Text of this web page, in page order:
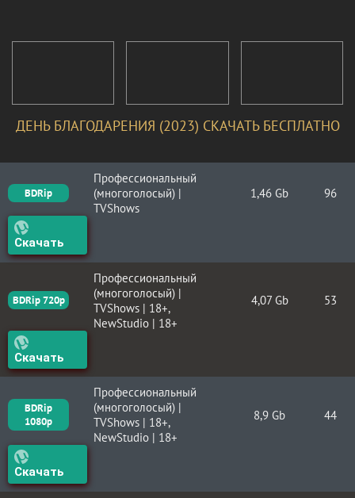
ДЕНЬ БЛАГОДАРЕНИЯ (2023) СКАЧАТЬ БЕСПЛАТНО
BDRip
Профессиональный
(многоголосый) |
TVShows
1,46 Gb 96
Скачать
BDRip 720p
Профессиональный
(многоголосый) |
TVShows | 18+,
NewStudio | 18+
4,07 Gb 53
Скачать
BDRip
1080p
Профессиональный
(многоголосый) |
TVShows | 18+,
NewStudio | 18+
8,9 Gb 44
Скачать